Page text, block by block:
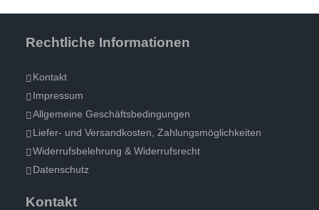
Rechtliche Informationen
Kontakt
Impressum
Allgemeine Geschäftsbedingungen
Liefer- und Versandkosten, Zahlungsmöglichkeiten
Widerrufsbelehrung & Widerrufsrecht
Datenschutz
Kontakt